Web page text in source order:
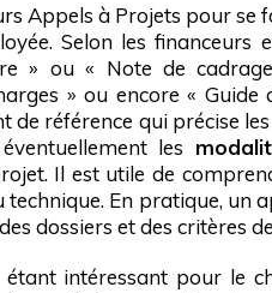
Appels à Projets pour se
Selon les financeurs
» ou « Note de
» ou encore « Guide
de référence qui précise les
les
Il est utile de
En pratique, un
dossiers et des critères
intéressant pour le